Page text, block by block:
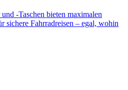
-Taschen bieten maximalen
sichere Fahrradreisen – egal, wohin